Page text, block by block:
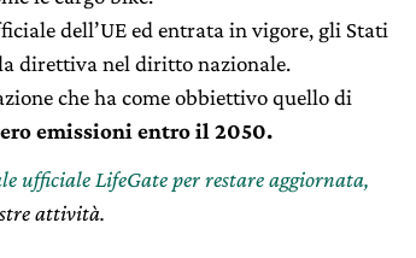
dell’UE ed entrata in vigore, gli Stati
direttiva nel diritto nazionale.
che ha come obbiettivo quello di
emissioni entro il 2050.
ufficiale LifeGate per restare aggiornata,
attività.